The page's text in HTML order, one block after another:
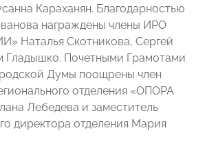
Караханян. Благодарностью
награждены члены ИРО
Наталья Скотникова, Сергей
Гладышко. Почетными Грамотами
Думы поощрены член
отделения «ОПОРА
Лебедева и заместитель
директора отделения Мария